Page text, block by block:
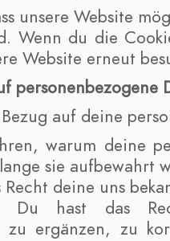
unsere Website
Wenn du die
Website erneut
personenbezogene
auf deine
warum deine
sie aufbewahrt
deine uns
Du hast das
zu ergänzen, zu